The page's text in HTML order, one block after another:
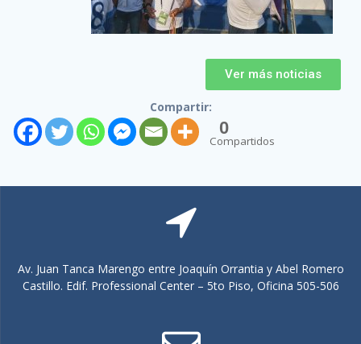
Ver más noticias
Compartir:
0
Compartidos
Av. Juan Tanca Marengo entre Joaquín Orrantia y Abel Romero
Castillo. Edif. Professional Center – 5to Piso, Oficina 505-506